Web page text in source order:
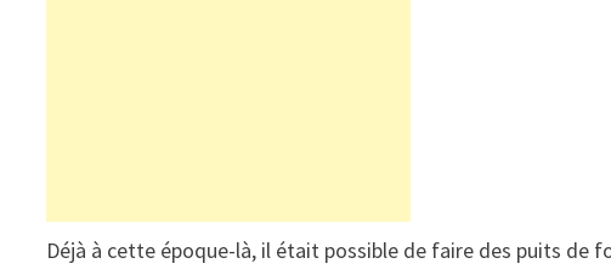
Déjà à cette époque-là, il était possible de faire des puits de